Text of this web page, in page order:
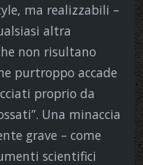
ma realizzabili –
altra
non risultano
purtroppo accade
proprio da
Una minaccia
grave – come
scientifici